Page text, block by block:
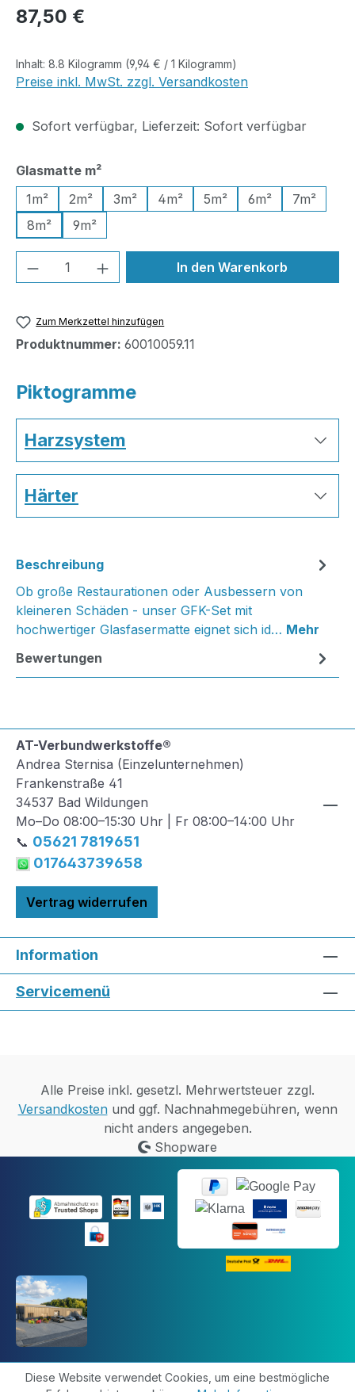
Regulärer Preis:
87,50 €
Inhalt: 8.8 Kilogramm (9,94 € / 1 Kilogramm)
Preise inkl. MwSt. zzgl. Versandkosten
Sofort verfügbar, Lieferzeit: Sofort verfügbar
Glasmatte m²auswählen
1m²
2m² 3m² 4m² 5m² 6m²
7m²
8m²
9m²
Produkt Anzahl: Gib denIn den Warenkorb
Zum Merkzettel hinzufügen
Produktnummer: 60010059.11
Piktogramme
Harzsystem
Härter
Beschreibung
Ob große Restaurationen oder Ausbessern von
kleineren Schäden - unser GFK-Set mit
hochwertiger Glasfasermatte eignet sich id… Mehr
Bewertungen
AT-Verbundwerkstoffe®
Andrea Sternisa (Einzelunternehmen)
Frankenstraße 41
34537 Bad Wildungen
Mo–Do 08:00–15:30 Uhr | Fr 08:00–14:00 Uhr
📞 05621 7819651
017643739658
Vertrag widerrufen
Information
Servicemenü
Alle Preise inkl. gesetzl. Mehrwertsteuer zzgl.
Versandkostenund ggf. Nachnahmegebühren, wenn
nicht anders angegeben.
Shopware
Diese Website verwendet Cookies, um eine bestmögliche